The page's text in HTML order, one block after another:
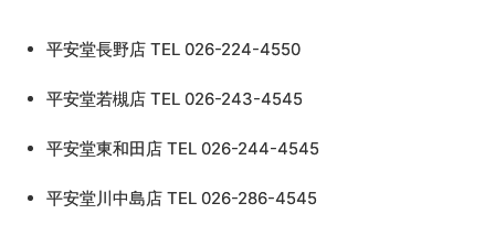
平安堂長野店 TEL 026-224-4550
平安堂若槻店 TEL 026-243-4545
平安堂東和田店 TEL 026-244-4545
平安堂川中島店 TEL 026-286-4545